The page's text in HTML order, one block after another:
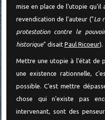
mise en place de l'utopie qu'il
revendication de l’auteur ("La
protestation contre le
historique" disait Paul Ricoeur).
Mettre une utopie à l'état de
une existence rationnelle,
possible. C'est mettre
chose qui n'existe pas
intervenant, sont des